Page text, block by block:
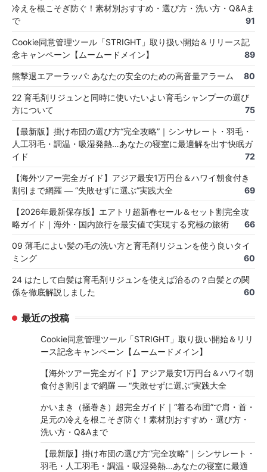
冷えを根こそぎ防ぐ！素材別おすすめ・選び方・洗い方・Q&Aま
で
91
Cookie同意管理ツール「STRIGHT」取り扱い開始＆リリース記
念キャンペーン【ムームードメイン】
89
熊撃退エアーラッパ: あなたの安全のための高音量アラーム 80
22 育毛剤リジュンと同時に使いたいよい育毛シャンプーの選び
方について
75
【最新版】掛け布団の選び方“完全攻略”｜シンサレート・羽毛・
人工羽毛・調温・吸湿発熱…あなたの寝室に最適解を出す快眠ガ
イド
72
【海外ツアー完全ガイド】アジア最安1万円台＆ハワイ朝食付き
割引まで網羅 ― “失敗せずに選ぶ”実践大全
69
【2026年最新保存版】エアトリ超新春セール＆セット割完全攻
略ガイド｜海外・国内旅行を最安値で実現する究極の旅術
66
09 薄毛によい髪の毛の洗い方と育毛剤リジュンを使う良いタイ
ミング
60
24 はたして白髪は育毛剤リジュンを使えば治るの？白髪との関
係を徹底解説しました
60
最近の投稿
Cookie同意管理ツール「STRIGHT」取り扱い開始＆リリ
ース記念キャンペーン【ムームードメイン】
【海外ツアー完全ガイド】アジア最安1万円台＆ハワイ朝
食付き割引まで網羅 ― “失敗せずに選ぶ”実践大全
かいまき（掻巻き）超完全ガイド｜“着る布団”で肩・首・
足元の冷えを根こそぎ防ぐ！素材別おすすめ・選び方・
洗い方・Q&Aまで
【最新版】掛け布団の選び方“完全攻略”｜シンサレート・
羽毛・人工羽毛・調温・吸湿発熱…あなたの寝室に最適